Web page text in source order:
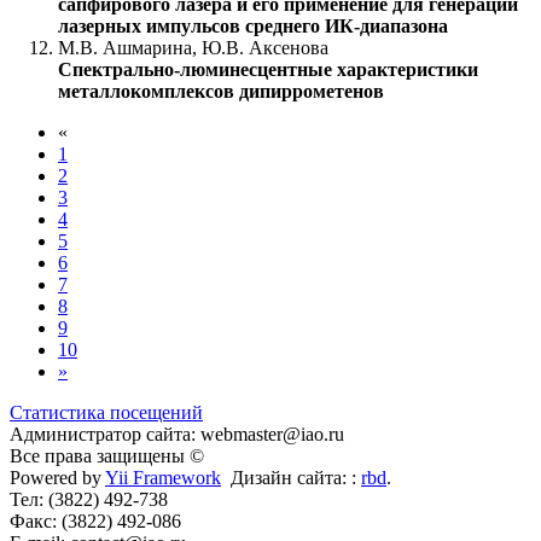
сапфирового лазера и его применение для генерации
лазерных импульсов среднего ИК-диапазона
М.В. Ашмарина, Ю.В. Аксенова
Спектрально-люминесцентные характеристики
металлокомплексов дипиррометенов
«
1
2
3
4
5
6
7
8
9
10
»
Статистика посещений
Администратор сайта: webmaster@iao.ru
Все права защищены ©
Powered byYii Framework Дизайн сайта: : rbd.
Тел: (3822) 492-738
Факс: (3822) 492-086